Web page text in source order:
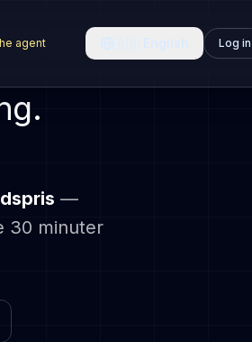
agent Log in
—
30 minuter